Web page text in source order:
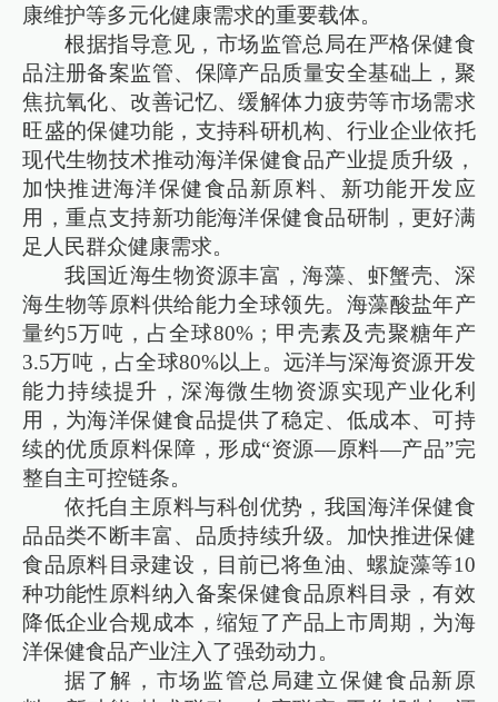
康维护等多元化健康需求的重要载体。
根据指导意见，市场监管总局在严格保健食
品注册备案监管、保障产品质量安全基础上，聚
焦抗氧化、改善记忆、缓解体力疲劳等市场需求
旺盛的保健功能，支持科研机构、行业企业依托
现代生物技术推动海洋保健食品产业提质升级，
加快推进海洋保健食品新原料、新功能开发应
用，重点支持新功能海洋保健食品研制，更好满
足人民群众健康需求。
我国近海生物资源丰富，海藻、虾蟹壳、深
海生物等原料供给能力全球领先。海藻酸盐年产
量约5万吨，占全球80%；甲壳素及壳聚糖年产
3.5万吨，占全球80%以上。远洋与深海资源开发
能力持续提升，深海微生物资源实现产业化利
用，为海洋保健食品提供了稳定、低成本、可持
续的优质原料保障，形成“资源—原料—产品”完
整自主可控链条。
依托自主原料与科创优势，我国海洋保健食
品品类不断丰富、品质持续升级。加快推进保健
食品原料目录建设，目前已将鱼油、螺旋藻等10
种功能性原料纳入备案保健食品原料目录，有效
降低企业合规成本，缩短了产品上市周期，为海
洋保健食品产业注入了强劲动力。
据了解，市场监管总局建立保健食品新原